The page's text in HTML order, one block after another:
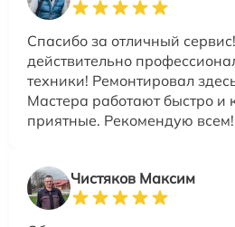
Спасибо за отличный
действительно
техники! Ремонтировал
Мастера работают быстро и
приятные. Рекомендую всем!
Чистяков Максим